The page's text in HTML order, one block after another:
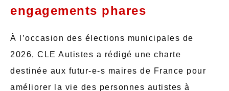
engagements phares
À l’occasion des élections municipales de
2026, CLE Autistes a rédigé une charte
destinée aux futur-e-s maires de France pour
améliorer la vie des personnes autistes à